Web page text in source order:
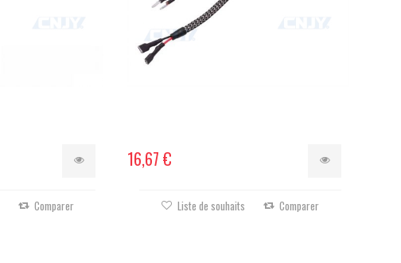
Comparer
16,67 €
Liste de souhaits Comparer